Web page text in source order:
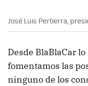
José Luis Pertierra,
Desde BlaBlaCar
fomentamos las
ninguno de los